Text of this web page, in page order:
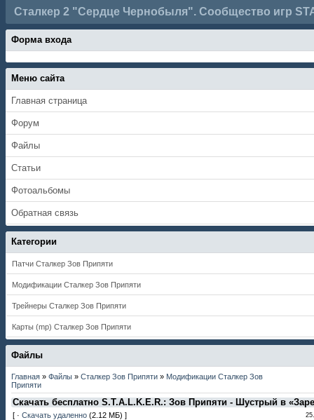
Сталкер 2 "Сердце Чернобыля". Сообщество игр
Форма входа
Меню сайта
Главная страница
Форум
Файлы
Статьи
Фотоальбомы
Обратная связь
Категории
Патчи Сталкер Зов Припяти
Модификации Сталкер Зов Припяти
Трейнеры Сталкер Зов Припяти
Карты (mp) Сталкер Зов Припяти
Файлы
Главная » Файлы » Сталкер Зов Припяти » Модификации Сталкер Зов
Припяти
Скачать бесплатно S.T.A.L.K.E.R.: Зов Припяти - Шустрый в
[ · Скачать удаленно (2.12 МБ) ]